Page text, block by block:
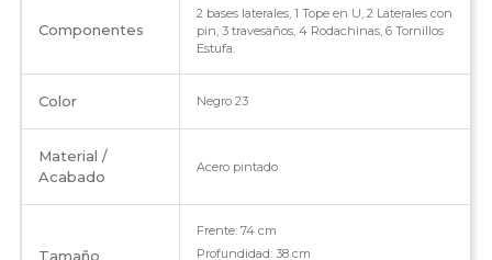
Componentes
2 bases laterales, 1 Tope en U, 2 Laterales con
pin, 3 travesaños, 4 Rodachinas, 6 Tornillos
Estufa.
Color Negro 23
Material /
Acabado
Acero pintado
Tamaño
Frente: 74 cm
Profundidad: 38 cm